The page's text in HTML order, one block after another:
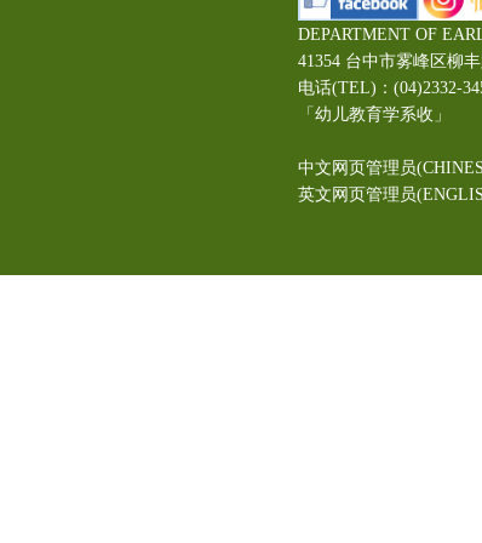
DEPARTMENT OF
41354 台中市雾峰区
电话(TEL)：(04)2332-
「幼儿教育学系收」
中文网页管理员
英文网页管理员